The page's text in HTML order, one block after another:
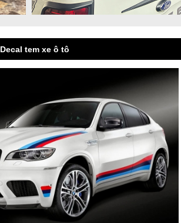
Decal tem xe ô tô